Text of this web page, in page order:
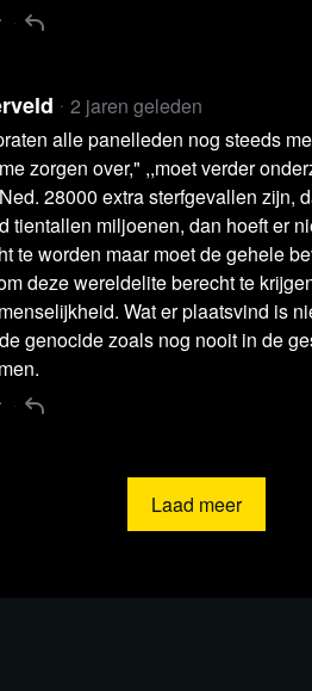
Hundreds of stores from
technology to spy on
UKThe Government
recognition database
OrganizationOpeningsspeech
stoppen steeds vaker, ook
Er zijn meer
na mRNA-vaccinatie
Speech Rockefeller
2 jaren geleden
alle panelleden nog steeds
zorgen over," ,,moet verder
28000 extra sterfgevallen zijn,
tientallen miljoenen, dan hoeft er
te worden maar moet de gehele
deze wereldelite berecht te
Wat er plaatsvind is
genocide zoals nog nooit in de
Laad meer